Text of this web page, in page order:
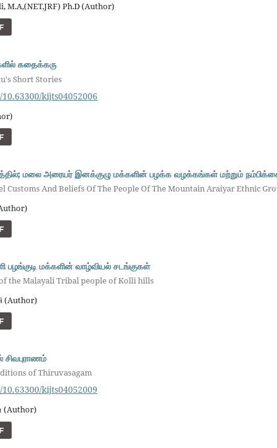
M.A,(NET,JRF) Ph.D (Author)
கதைக்கரு
Short Stories
kijts04052006
மலை அரையர் இனக்குழு மக்களின் பழக்க வழக்கங்கள் மற்றும்
Customs And Beliefs Of The People Of The Mountain Araiyar Ethnic
மக்களின் வாழ்வியல் சடங்குகள்
the Malayali Tribal people of Kolli hills
(Author)
சிவபுராணம்
of Thiruvasagam
kijts04052009
(Author)